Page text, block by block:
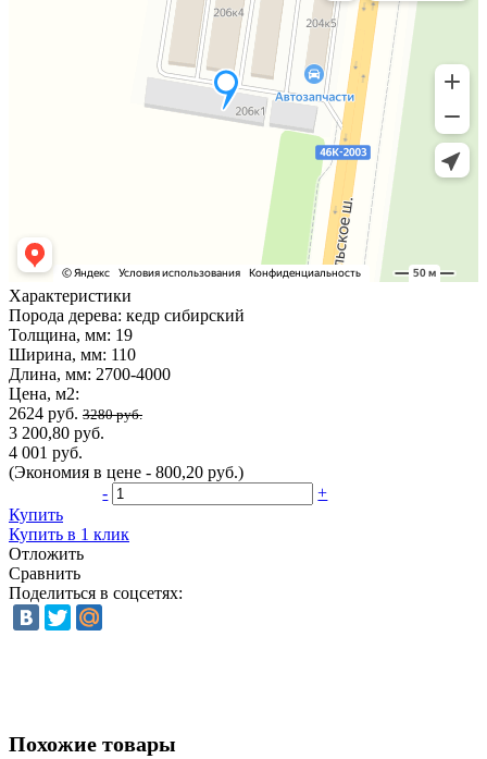
Характеристики
Порода дерева: кедр сибирский
Толщина, мм: 19
Ширина, мм: 110
Длина, мм: 2700-4000
Цена, м2:
2624 руб. 3280 руб.
3 200,80 руб.
4 001 руб.
(Экономия в цене - 800,20 руб.)
-
+
Купить
Купить в 1 клик
Отложить
Сравнить
Поделиться в соцсетях:
Похожие товары